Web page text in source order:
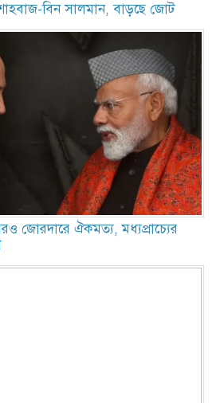
বিন সালমান, বাড়ছে জোট
জোরদারে ঐকমত্য, মধ্যপ্রাচ্যের